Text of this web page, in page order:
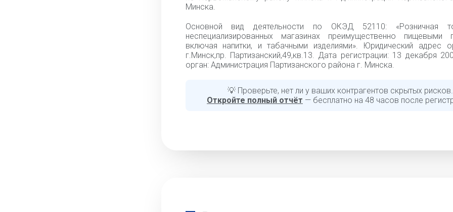
Минска.
Основной вид деятельности по ОКЭД 52110: «Розничная
неспециализированных магазинах преимущественно пищевыми
включая напитки, и табачными изделиями». Юридический адрес
г.Минск,пр. Партизанский,49,кв.13. Дата регистрации: 13 декабря
орган: Администрация Партизанского района г. Минска.
💡 Проверьте, нет ли у ваших контрагентов скрытых рисков.
Откройте полный отчёт — бесплатно на 48 часов после